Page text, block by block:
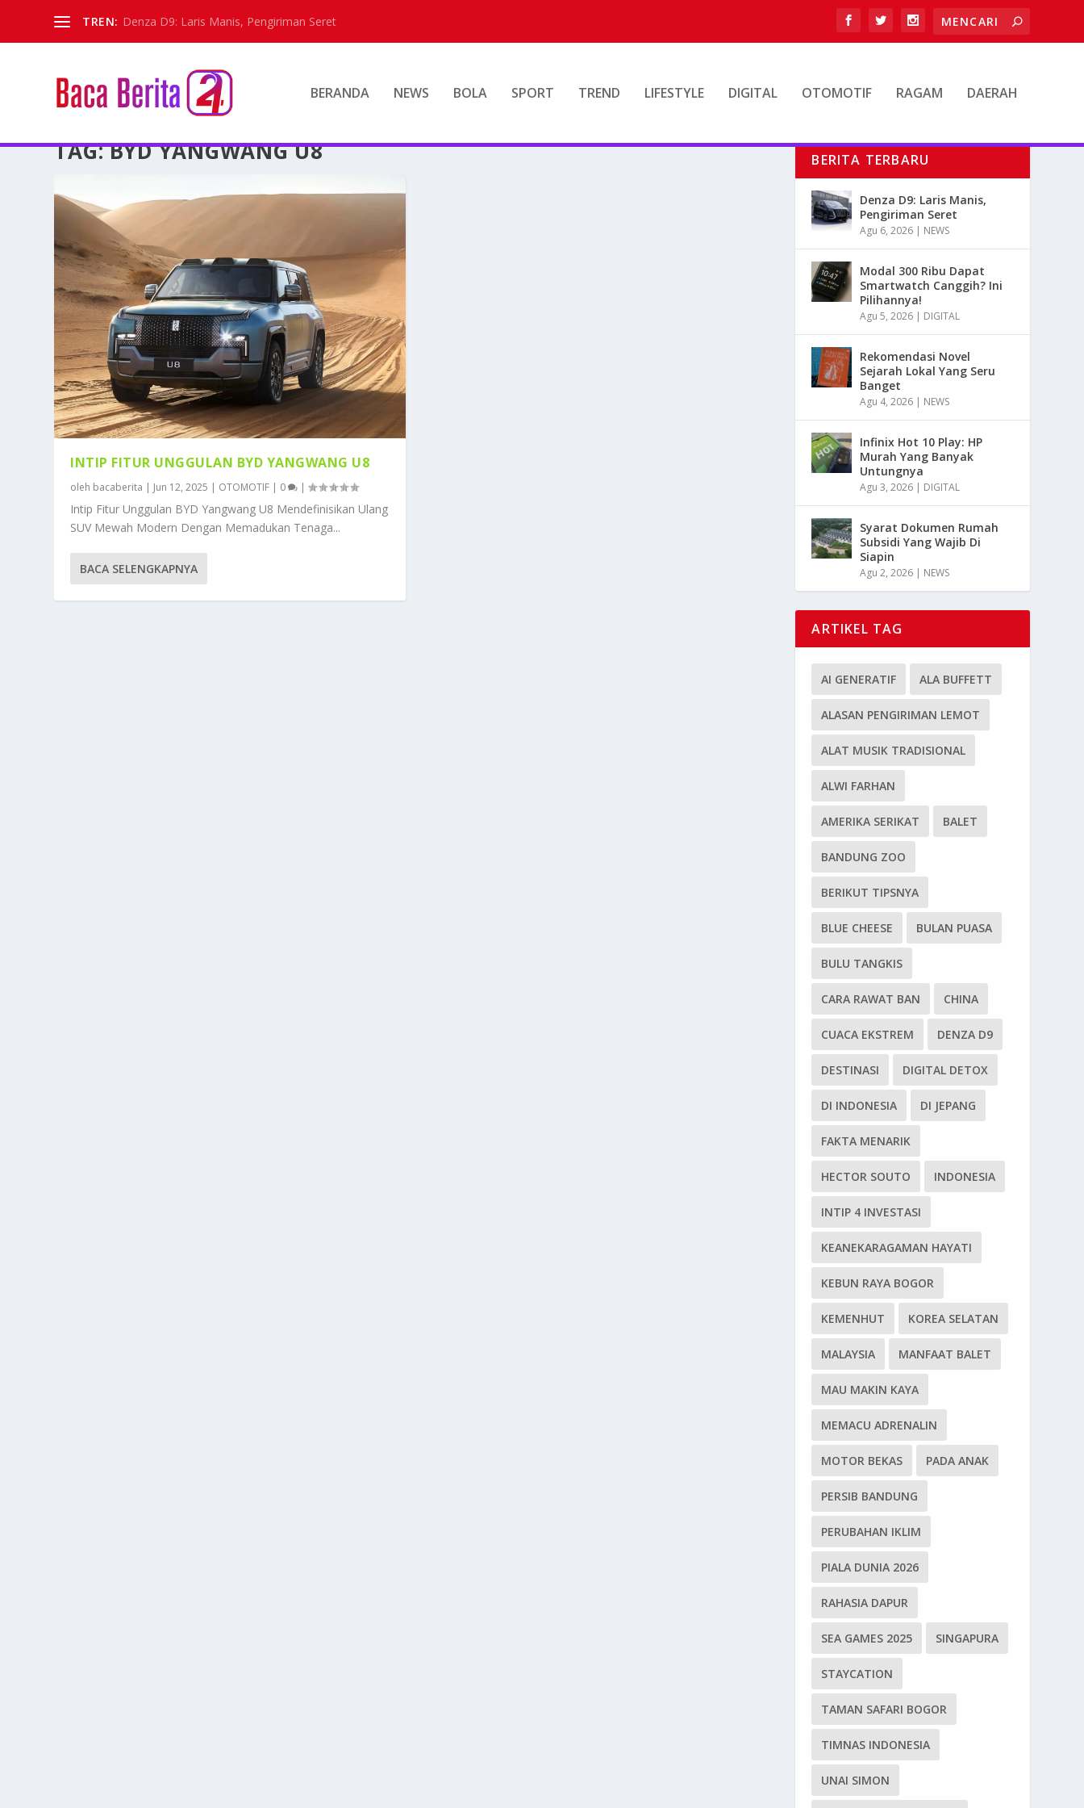
TREN: Denza D9: Laris Manis, Pengiriman Seret
BERANDA NEWS BOLA SPORT TREND LIFESTYLE DIGITAL OTOMOTIF RAGAM DAERAH
TAG:BYD YANGWANG U8
INTIP FITUR UNGGULAN BYD YANGWANG U8
oleh bacaberita | Jun 12, 2025 | OTOMOTIF | 0 |
Intip Fitur Unggulan BYD Yangwang U8 Mendefinisikan Ulang
SUV Mewah Modern Dengan Memadukan Tenaga...
BACA SELENGKAPNYA
BERITA TERBARU
Denza D9: Laris Manis,
Pengiriman Seret
Agu 6, 2026 | NEWS
Modal 300 Ribu Dapat
Smartwatch Canggih? Ini
Pilihannya!
Agu 5, 2026 | DIGITAL
Rekomendasi Novel
Sejarah Lokal Yang Seru
Banget
Agu 4, 2026 | NEWS
Infinix Hot 10 Play: HP
Murah Yang Banyak
Untungnya
Agu 3, 2026 | DIGITAL
Syarat Dokumen Rumah
Subsidi Yang Wajib Di
Siapin
Agu 2, 2026 | NEWS
ARTIKEL TAG
AI GENERATIF ALA BUFFETT
ALASAN PENGIRIMAN LEMOT
ALAT MUSIK TRADISIONAL
ALWI FARHAN
AMERIKA SERIKAT BALET
BANDUNG ZOO
BERIKUT TIPSNYA
BLUE CHEESE BULAN PUASA
BULU TANGKIS
CARA RAWAT BAN CHINA
CUACA EKSTREM DENZA D9
DESTINASI DIGITAL DETOX
DI INDONESIA DI JEPANG
FAKTA MENARIK
HECTOR SOUTO INDONESIA
INTIP 4 INVESTASI
KEANEKARAGAMAN HAYATI
KEBUN RAYA BOGOR
KEMENHUT KOREA SELATAN
MALAYSIA MANFAAT BALET
MAU MAKIN KAYA
MEMACU ADRENALIN
MOTOR BEKAS PADA ANAK
PERSIB BANDUNG
PERUBAHAN IKLIM
PIALA DUNIA 2026
RAHASIA DAPUR
SEA GAMES 2025 SINGAPURA
STAYCATION
TAMAN SAFARI BOGOR
TIMNAS INDONESIA
UNAI SIMON